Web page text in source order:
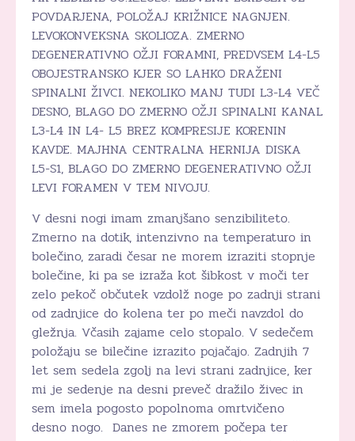
POVDARJENA, POLOŽAJ KRIŽNICE NAGNJEN.
LEVOKONVEKSNA SKOLIOZA. ZMERNO
DEGENERATIVNO OŽJI FORAMNI, PREDVSEM L4-L5
OBOJESTRANSKO KJER SO LAHKO DRAŽENI
SPINALNI ŽIVCI. NEKOLIKO MANJ TUDI L3-L4 VEČ
DESNO, BLAGO DO ZMERNO OŽJI SPINALNI KANAL
L3-L4 IN L4- L5 BREZ KOMPRESIJE KORENIN
KAVDE. MAJHNA CENTRALNA HERNIJA DISKA
L5-S1, BLAGO DO ZMERNO DEGENERATIVNO OŽJI
LEVI FORAMEN V TEM NIVOJU.
V desni nogi imam zmanjšano senzibiliteto.
Zmerno na dotik, intenzivno na temperaturo in
bolečino, zaradi česar ne morem izraziti stopnje
bolečine, ki pa se izraža kot šibkost v moči ter
zelo pekoč občutek vzdolž noge po zadnji strani
od zadnjice do kolena ter po meči navzdol do
gležnja. Včasih zajame celo stopalo. V sedečem
položaju se bilečine izrazito pojačajo. Zadnjih 7
let sem sedela zgolj na levi strani zadnjice, ker
mi je sedenje na desni preveč dražilo živec in
sem imela pogosto popolnoma omrtvičeno
desno nogo. Danes ne zmorem počepa ter